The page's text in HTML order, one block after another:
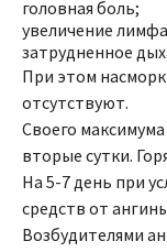
головная боль;
увеличение
затрудненное
При этом
отсутствуют.
Своего
вторые сутки.
На 5-7 день при
средств от
Возбудителями